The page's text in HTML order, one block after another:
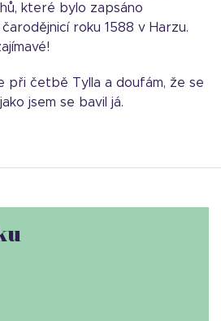
které bylo zapsáno
roku 1588 v Harzu.
při četbě Tylla a doufám, že se
jsem se bavil já.